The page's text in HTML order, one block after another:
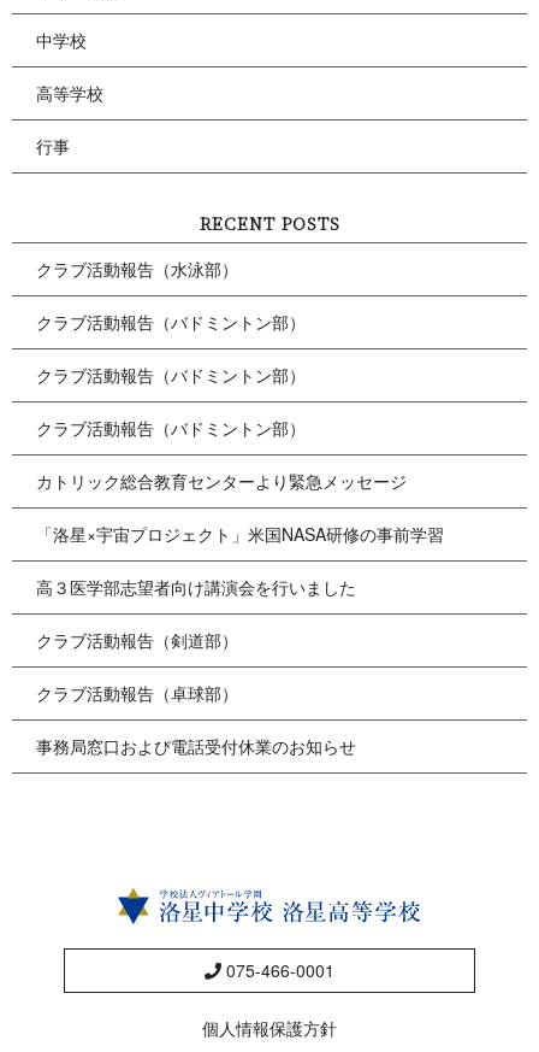
中学校
高等学校
行事
RECENT POSTS
クラブ活動報告（水泳部）
クラブ活動報告（バドミントン部）
クラブ活動報告（バドミントン部）
クラブ活動報告（バドミントン部）
カトリック総合教育センターより緊急メッセージ
「洛星×宇宙プロジェクト」米国NASA研修の事前学習
高３医学部志望者向け講演会を行いました
クラブ活動報告（剣道部）
クラブ活動報告（卓球部）
事務局窓口および電話受付休業のお知らせ
075-466-0001
個人情報保護方針